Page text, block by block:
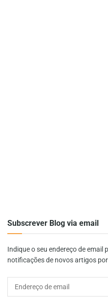
Subscrever Blog via email
Indique o seu endereço de email
notificações de novos artigos